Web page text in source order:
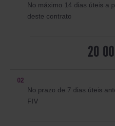
No máximo 14 dias úteis a
deste contrato
20
02
No prazo de 7 dias úteis
FIV